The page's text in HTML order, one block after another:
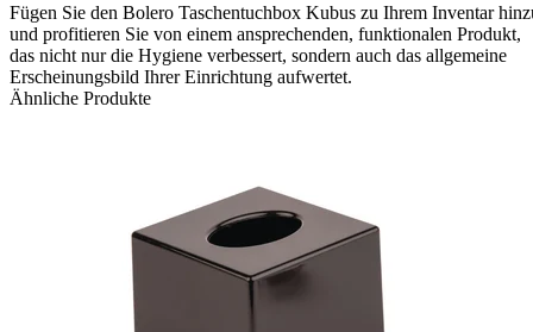
Fügen Sie den Bolero Taschentuchbox Kubus zu Ihrem Inventar
und profitieren Sie von einem ansprechenden, funktionalen Produkt,
das nicht nur die Hygiene verbessert, sondern auch das allgemeine
Erscheinungsbild Ihrer Einrichtung aufwertet.
Ähnliche Produkte